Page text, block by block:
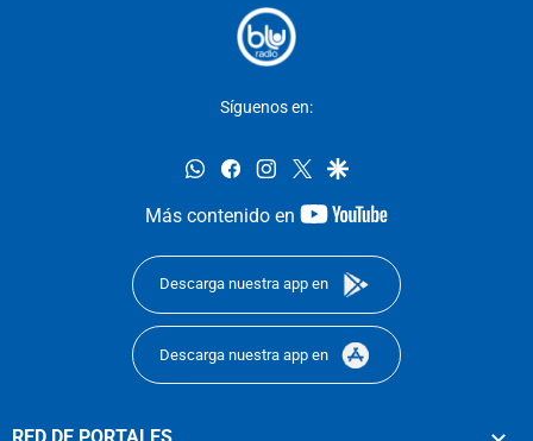
Síguenos en:
whatsappfacebookinstagram
twittergoogle
Más contenido en
youtube-
Descarga nuestra app en
Descarga nuestra app en